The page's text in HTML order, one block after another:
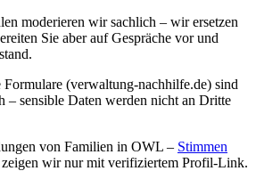
moderieren wir sachlich – wir ersetzen
Sie aber auf Gespräche vor und
Formulare (verwaltung-nachhilfe.de) sind
– sensible Daten werden nicht an Dritte
von Familien in OWL – Stimmen
zeigen wir nur mit verifiziertem Profil-Link.